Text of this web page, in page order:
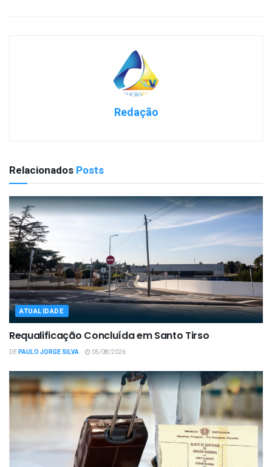
Redação
Relacionados Posts
ATUALIDADE
Requalificação Concluída em Santo Tirso
DEPAULO JORGE SILVA 05/08/2026